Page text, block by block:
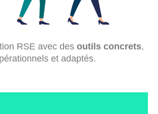
RSE avec des outils concrets,
et adaptés.